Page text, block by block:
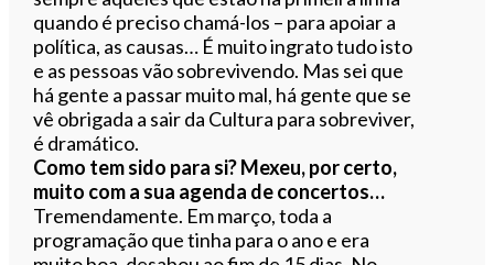
quando é preciso chamá-los – para apoiar a
política, as causas… É muito ingrato tudo isto
e as pessoas vão sobrevivendo. Mas sei que
há gente a passar muito mal, há gente que se
vê obrigada a sair da Cultura para sobreviver,
é dramático.
Como tem sido para si? Mexeu, por certo,
muito com a sua agenda de concertos…
Tremendamente. Em março, toda a
programação que tinha para o ano e era